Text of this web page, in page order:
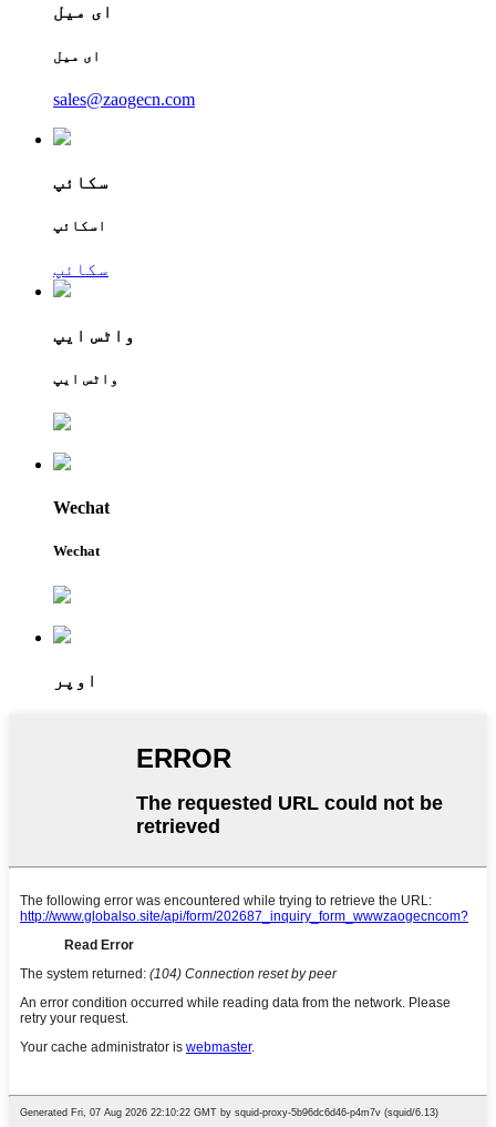
ای میل
ای میل
sales@zaogecn.com
سکائپ
اسکائپ
سکائپ
واٹس ایپ
واٹس ایپ
Wechat
Wechat
اوپر